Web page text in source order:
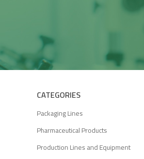
CATEGORIES
Packaging Lines
Pharmaceutical Products
Production Lines and Equipment